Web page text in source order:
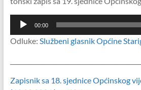
Reproduktor
audiozapisa
00:00
Odluke: Službeni glasnik Općine
Zapisnik sa 18. sjednice Općinskog